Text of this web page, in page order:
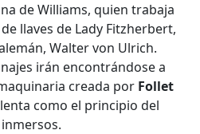
de Williams, quien trabaja
llaves de Lady Fitzherbert,
Walter von Ulrich.
irán encontrándose a
creada por Follet
como el principio del